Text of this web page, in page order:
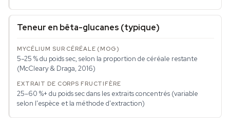
Teneur en bêta-glucanes (typique)
5–25 % du poids sec, selon la proportion de céréale restante
(McCleary & Draga, 2016)
25–60 %+ du poids sec dans les extraits concentrés (variable
selon l'espèce et la méthode d'extraction)